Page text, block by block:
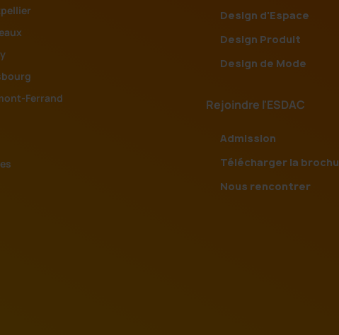
Ferrand
Design d'Espace
Design Produit
Design de Mode
Rejoindre l'ESDAC
Admission
Télécharger la
Nous rencontrer